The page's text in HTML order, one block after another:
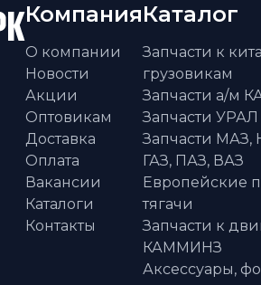
Компания
О компании
Новости
Акции
Оптовикам
Доставка
Оплата
Вакансии
Каталоги
Контакты
Каталог
Запчасти к
грузовикам
Запчасти а/м
Запчасти УРАЛ
Запчасти
ГАЗ, ПАЗ, ВАЗ
Европейские
тягачи
Запчасти к
КАММИНЗ
Аксессуары,